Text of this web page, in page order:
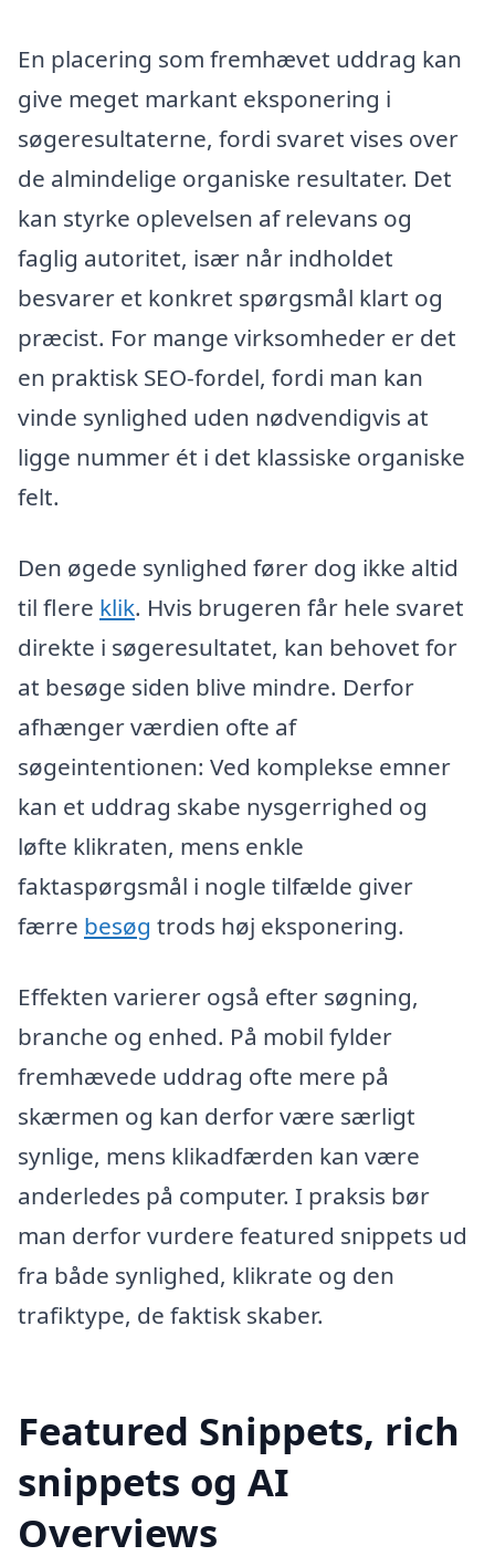
En placering som fremhævet uddrag kan
give meget markant eksponering i
søgeresultaterne, fordi svaret vises over
de almindelige organiske resultater. Det
kan styrke oplevelsen af relevans og
faglig autoritet, især når indholdet
besvarer et konkret spørgsmål klart og
præcist. For mange virksomheder er det
en praktisk SEO-fordel, fordi man kan
vinde synlighed uden nødvendigvis at
ligge nummer ét i det klassiske organiske
felt.
Den øgede synlighed fører dog ikke altid
til flere klik. Hvis brugeren får hele svaret
direkte i søgeresultatet, kan behovet for
at besøge siden blive mindre. Derfor
afhænger værdien ofte af
søgeintentionen: Ved komplekse emner
kan et uddrag skabe nysgerrighed og
løfte klikraten, mens enkle
faktaspørgsmål i nogle tilfælde giver
færre besøg trods høj eksponering.
Effekten varierer også efter søgning,
branche og enhed. På mobil fylder
fremhævede uddrag ofte mere på
skærmen og kan derfor være særligt
synlige, mens klikadfærden kan være
anderledes på computer. I praksis bør
man derfor vurdere featured snippets ud
fra både synlighed, klikrate og den
trafiktype, de faktisk skaber.
Featured Snippets, rich
snippets og AI
Overviews